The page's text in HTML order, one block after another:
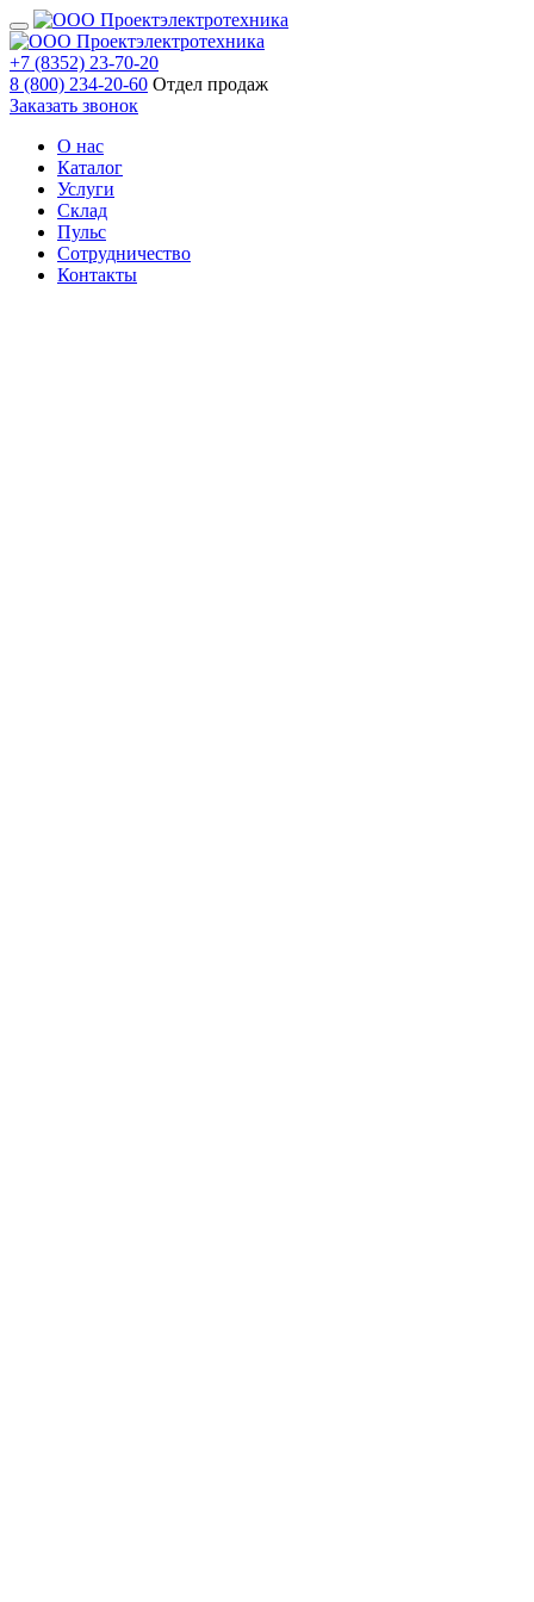
+7 (8352) 23-70-20
8 (800) 234-20-60 Отдел продаж
Заказать звонок
О нас
Каталог
Услуги
Склад
Пульс
Сотрудничество
Контакты